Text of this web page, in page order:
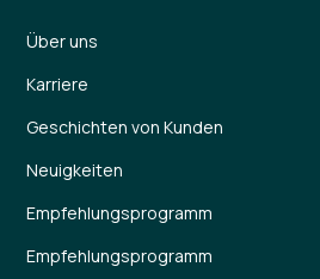
Über uns
Karriere
Geschichten von Kunden
Neuigkeiten
Empfehlungsprogramm
Empfehlungsprogramm